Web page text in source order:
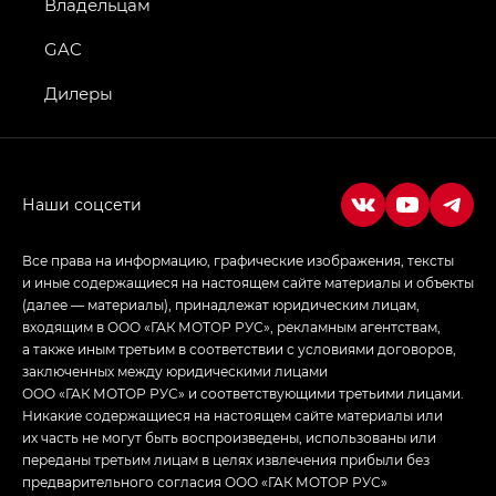
привод — GB AWD, Джи Эль Полный привод —
Джи Ти — GT, Джи Икс — GX,
Empow — Эмпау (Empow) в комплектации
в спортивном стиле — GL(S-Style)
Владельцам
GAC
Дилеры
Все права на информацию, графические изображения, тексты
и иные содержащиеся на настоящем сайте материалы и объекты
(далее — материалы), принадлежат юридическим лицам,
входящим в ООО «ГАК МОТОР РУС», рекламным агентствам,
а также иным третьим в соответствии с условиями договоров,
заключенных между юридическими лицами
ООО «ГАК МОТОР РУС» и соответствующими третьими лицами.
Никакие содержащиеся на настоящем сайте материалы или
их часть не могут быть воспроизведены, использованы или
переданы третьим лицам в целях извлечения прибыли без
предварительного согласия ООО «ГАК МОТОР РУС»